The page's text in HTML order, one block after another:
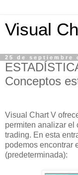
Visual
25 de septiembre
Conceptos
Visual Chart V
permiten analizar el
trading. En esta
podemos encontrar
(predeterminada):